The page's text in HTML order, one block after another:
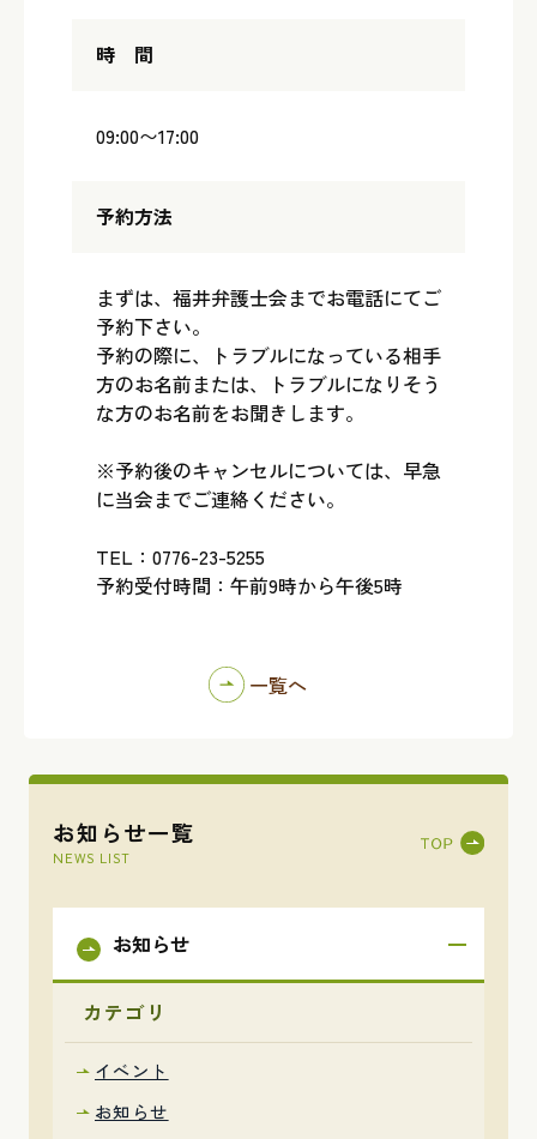
お知らせ一覧
NEWS LIST
お知らせ
カテゴリ
イベント
お知らせ
時 間
09:00〜17:00
予約方法
まずは、福井弁護士会までお電話にてご
予約下さい。
予約の際に、トラブルになっている相手
方のお名前または、トラブルになりそう
な方のお名前をお聞きします。
※予約後のキャンセルについては、早急
に当会までご連絡ください。
TEL：0776-23-5255
予約受付時間：午前9時から午後5時
一覧へ